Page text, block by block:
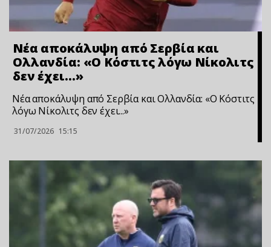
Νέα αποκάλυψη από Σερβία και
Ολλανδία: «Ο Κόστιτς λόγω Νίκολιτς
δεν έχει…»
Νέα αποκάλυψη από Σερβία και Ολλανδία: «Ο Κόστιτς
λόγω Νίκολιτς δεν έχει...»
31/07/2026 15:15